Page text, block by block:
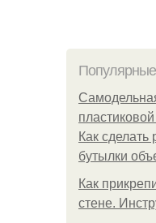
Как сделать
бутылки
Как
стене.